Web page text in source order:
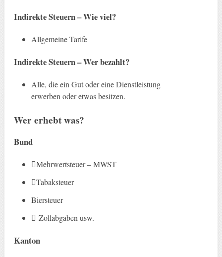
Indirekte Steuern –Wie viel?
Allgemeine Tarife
Indirekte Steuern –Wer bezahlt?
Alle, die ein Gut oder eine Dienstleistung
erwerben oder etwas besitzen.
Wer erhebt was?
Bund
􏰀Mehrwertsteuer – MWST
􏰀Tabaksteuer
Biersteuer
􏰀 Zollabgaben usw.
Kanton